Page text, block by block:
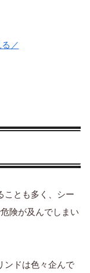
／
ことも多く、シー
険が及んでしまい
ンドは色々企んで